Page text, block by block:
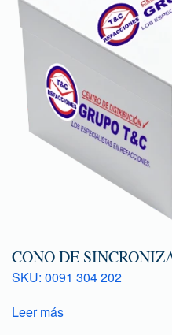
CONO DE
SKU: 0091 304 202
Leer más